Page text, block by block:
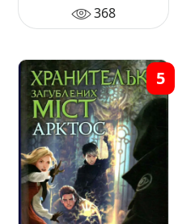
368
5